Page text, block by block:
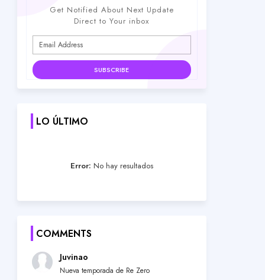
Get Notified About Next Update
Direct to Your inbox
LO ÚLTIMO
Error: No hay resultados
COMMENTS
Juvinao
Nueva temporada de Re Zero